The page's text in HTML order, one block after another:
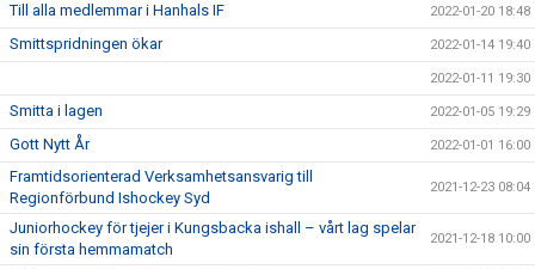
Till alla medlemmar i Hanhals IF 2022-01-20 18:48
Smittspridningen ökar 2022-01-14 19:40
2022-01-11 19:30
Smitta i lagen 2022-01-05 19:29
Gott Nytt År 2022-01-01 16:00
Framtidsorienterad Verksamhetsansvarig till
Regionförbund Ishockey Syd
2021-12-23 08:04
Juniorhockey för tjejer i Kungsbacka ishall – vårt lag spelar
sin första hemmamatch
2021-12-18 10:00